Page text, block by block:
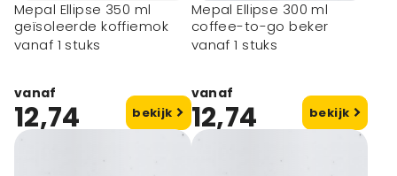
Mepal Ellipse 350 ml
geïsoleerde koffiemok
vanaf 1 stuks
vanaf
12,74 bekijk
Mepal Ellipse 300 ml
coffee-to-go beker
vanaf 1 stuks
vanaf
12,74 bekijk